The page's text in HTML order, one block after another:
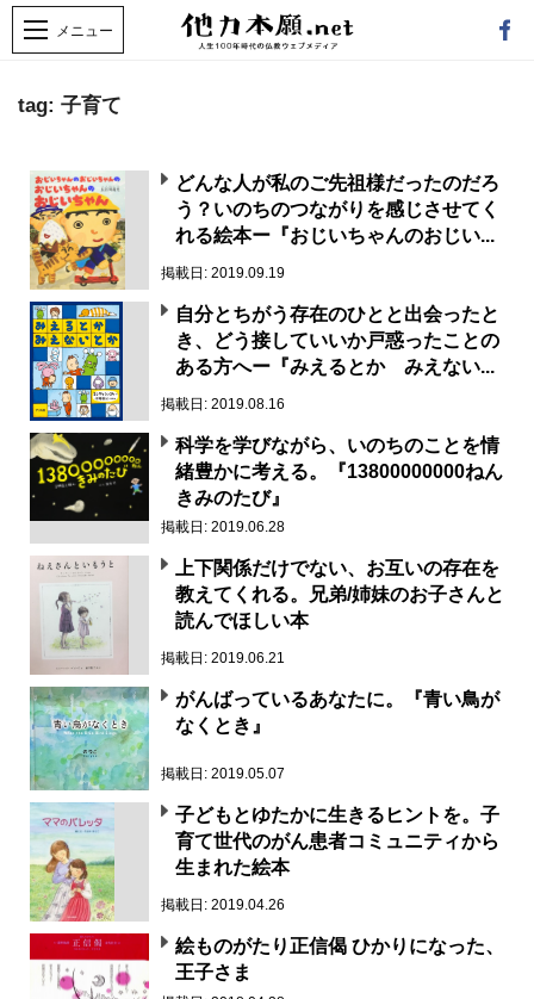
tag: 子育て
どんな人が私のご先祖様だったのだろ
う？いのちのつながりを感じさせてく
れる絵本ー『おじいちゃんのおじい...
掲載日: 2019.09.19
自分とちがう存在のひとと出会ったと
き、どう接していいか戸惑ったことの
ある方へー『みえるとか みえない...
掲載日: 2019.08.16
科学を学びながら、いのちのことを情
緒豊かに考える。『13800000000ねん
きみのたび』
掲載日: 2019.06.28
上下関係だけでない、お互いの存在を
教えてくれる。兄弟/姉妹のお子さんと
読んでほしい本
掲載日: 2019.06.21
がんばっているあなたに。『青い鳥が
なくとき』
掲載日: 2019.05.07
子どもとゆたかに生きるヒントを。子
育て世代のがん患者コミュニティから
生まれた絵本
掲載日: 2019.04.26
絵ものがたり正信偈 ひかりになった、
王子さま